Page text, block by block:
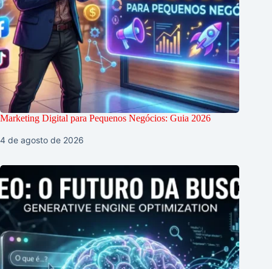
Marketing Digital para Pequenos Negócios: Guia 2026
4 de agosto de 2026